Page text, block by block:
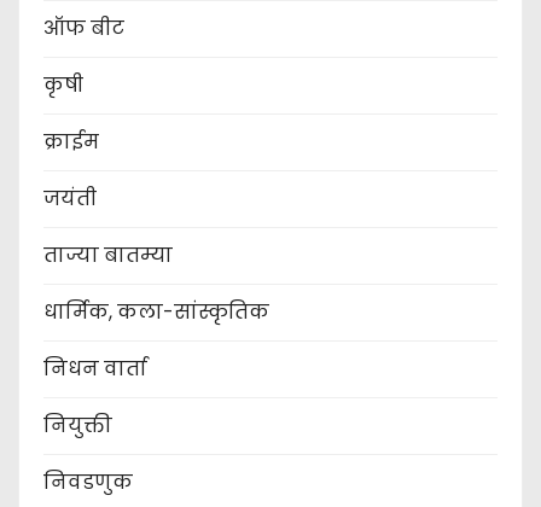
ऑफ बीट
कृषी
क्राईम
जयंती
ताज्या बातम्या
धार्मिक, कला-सांस्कृतिक
निधन वार्ता
नियुक्ती
निवडणुक